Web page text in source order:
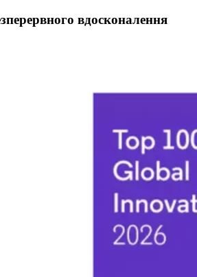
вдосконалення